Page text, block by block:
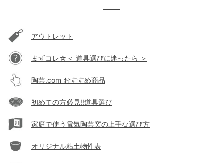
アウトレット
まずコレ☆＜ 道具選びに迷ったら ＞
陶芸.com おすすめ商品
初めての方必見!!道具選び
家庭で使う電気陶芸窯の上手な選び方
オリジナル粘土物性表